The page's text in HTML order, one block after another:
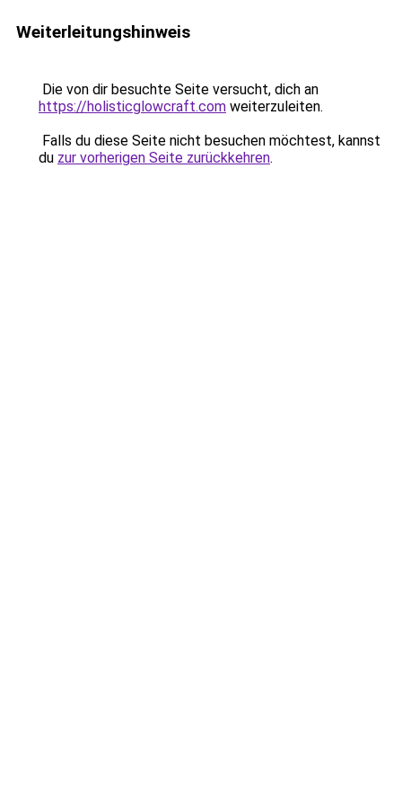
Weiterleitungshinweis
Die von dir besuchte Seite versucht, dich an
https://holisticglowcraft.com weiterzuleiten.
Falls du diese Seite nicht besuchen möchtest, kannst
du zur vorherigen Seite zurückkehren.